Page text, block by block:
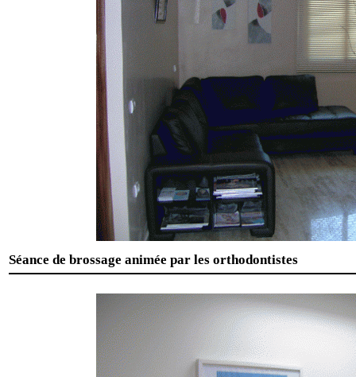
Séance de brossage animée par les orthodontistes